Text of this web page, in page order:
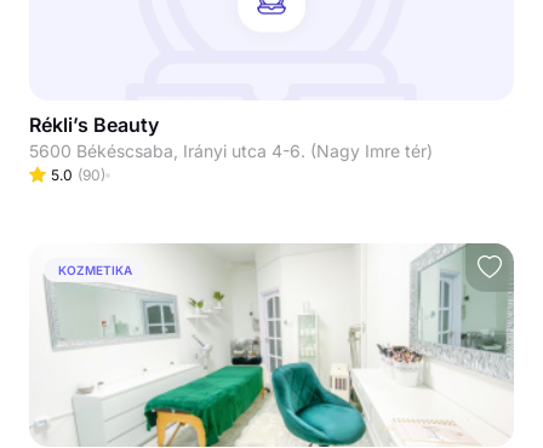
Rékli’s Beauty
5600 Békéscsaba, Irányi utca 4-6. (Nagy Imre tér)
5.0 (90)
KOZMETIKA